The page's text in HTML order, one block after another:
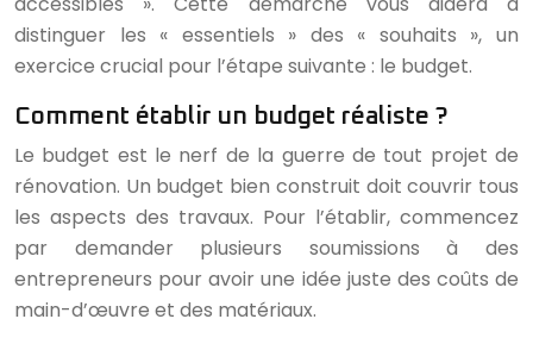
distinguer les « essentiels » des « souhaits », un
exercice crucial pour l’étape suivante : le budget.
Comment établir un budget réaliste ?
Le budget est le nerf de la guerre de tout projet de
rénovation. Un budget bien construit doit couvrir tous
les aspects des travaux. Pour l’établir, commencez
par demander plusieurs soumissions à des
entrepreneurs pour avoir une idée juste des coûts de
main-d’œuvre et des matériaux.